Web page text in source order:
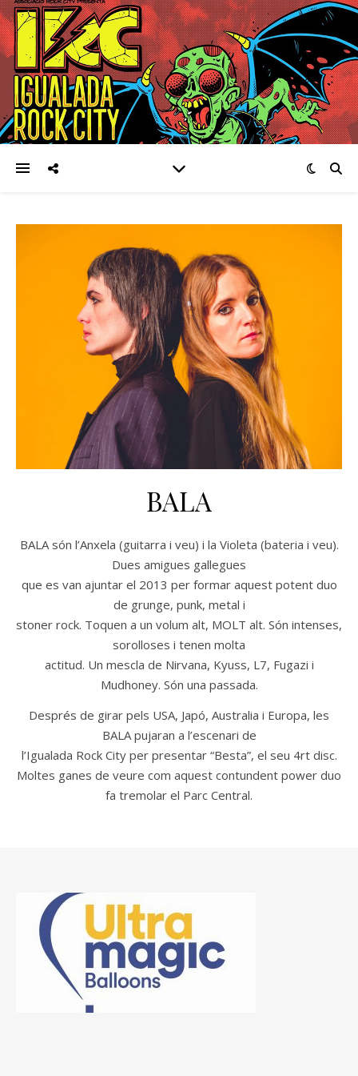
BALA
BALA són l’Anxela (guitarra i veu) i la Violeta (bateria i veu).
Dues amigues gallegues
que es van ajuntar el 2013 per formar aquest potent duo
de grunge, punk, metal i
stoner rock. Toquen a un volum alt, MOLT alt. Són intenses,
sorolloses i tenen molta
actitud. Un mescla de Nirvana, Kyuss, L7, Fugazi i
Mudhoney. Són una passada.
Després de girar pels USA, Japó, Australia i Europa, les
BALA pujaran a l’escenari de
l’Igualada Rock City per presentar “Besta”, el seu 4rt disc.
Moltes ganes de veure com aquest contundent power duo
fa tremolar el Parc Central.